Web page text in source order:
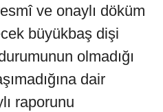
ve onaylı döküm
büyükbaş dişi
olmadığı
dair
raporunu